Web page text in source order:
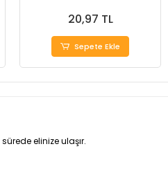
20,97 TL
Sepete Ekle
elinize ulaşır.